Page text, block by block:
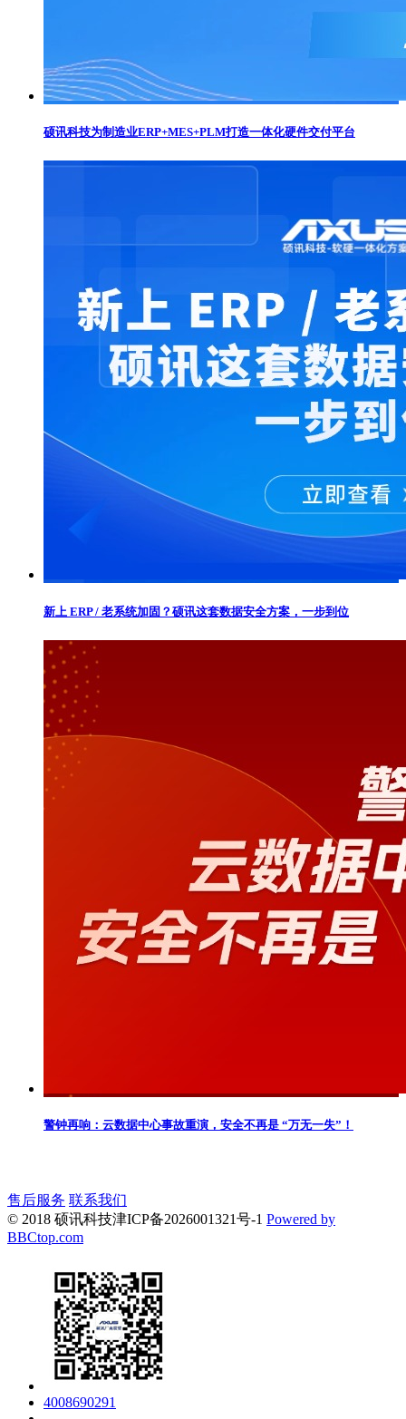
硕讯科技为制造业ERP+MES+PLM打造一体化硬件交付平台
新上 ERP / 老系统加固？硕讯这套数据安全方案，一步到位
警钟再响：云数据中心事故重演，安全不再是 “万无一失”！
售后服务 联系我们
© 2018 硕讯科技津ICP备2026001321号-1 Powered by
BBCtop.com
4008690291